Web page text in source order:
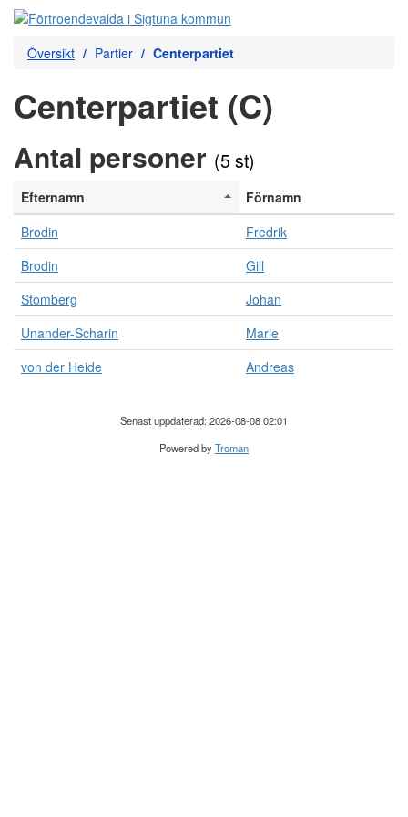
Översikt Partier Centerpartiet
Centerpartiet (C)
Antal personer (5 st)
Efternamn
Förnamn
Brodin
Fredrik
Brodin
Gill
Stomberg
Johan
Unander-Scharin
Marie
von der Heide
Andreas
Senast uppdaterad: 2026-08-08 02:01
Powered byTroman